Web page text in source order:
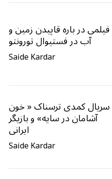
فیلمی در باره قاپیدن زمین و
آب در فستیوال تورونتو
Saide Kardar
سریال کمدی ترسناک « خون
آشامان در سایه» و بازیگر
ایرانی‌
Saide Kardar